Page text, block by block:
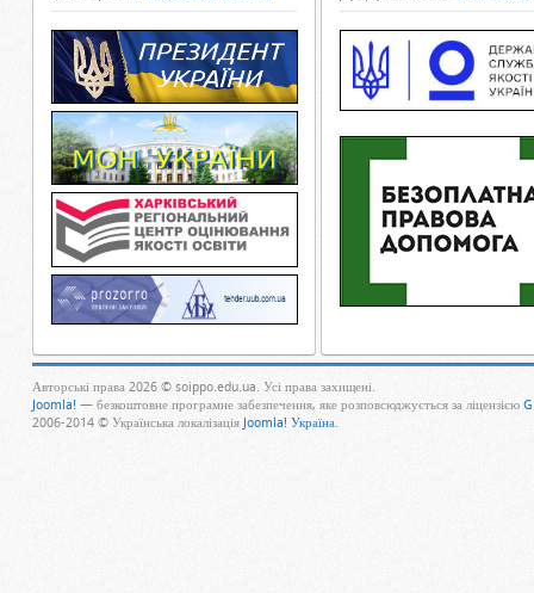
Авторські права 2026 © soippo.edu.ua. Усі права захищені.
Joomla! — безкоштовне програмне забезпечення, яке розповсюджується за ліцензією
2006-2014 © Українська локалізація Joomla! Україна.